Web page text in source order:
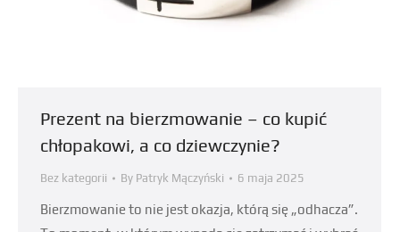
Prezent na bierzmowanie – co kupić
chłopakowi, a co dziewczynie?
Bez kategorii By Patryk Mączyński 6 maja 2025
Bierzmowanie to nie jest okazja, którą się „odhacza”.